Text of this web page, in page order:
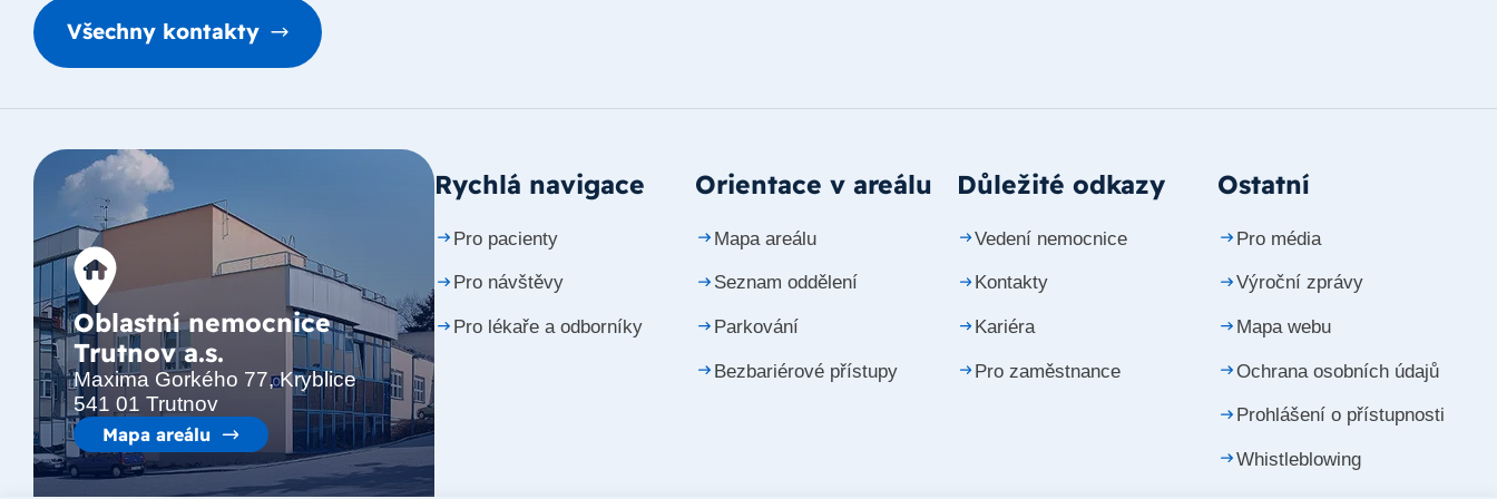
Všechny kontakty
Oblastní nemocnice
Trutnov a.s.
Maxima Gorkého 77, Kryblice
541 01 Trutnov
Mapa areálu
Rychlá navigace
Pro pacienty
Pro návštěvy
Pro lékaře a odborníky
Orientace v areálu
Mapa areálu
Seznam oddělení
Parkování
Bezbariérové přístupy
Důležité odkazy
Vedení nemocnice
Kontakty
Kariéra
Pro zaměstnance
Ostatní
Pro média
Výroční zprávy
Mapa webu
Ochrana osobních údajů
Prohlášení o přístupnosti
Whistleblowing